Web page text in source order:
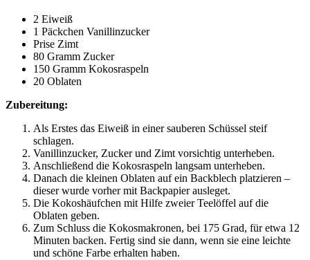
2 Eiweiß
1 Päckchen Vanillinzucker
Prise Zimt
80 Gramm Zucker
150 Gramm Kokosraspeln
20 Oblaten
Zubereitung:
Als Erstes das Eiweiß in einer sauberen Schüssel steif
schlagen.
Vanillinzucker, Zucker und Zimt vorsichtig unterheben.
Anschließend die Kokosraspeln langsam unterheben.
Danach die kleinen Oblaten auf ein Backblech platzieren –
dieser wurde vorher mit Backpapier ausleget.
Die Kokoshäufchen mit Hilfe zweier Teelöffel auf die
Oblaten geben.
Zum Schluss die Kokosmakronen, bei 175 Grad, für etwa 12
Minuten backen. Fertig sind sie dann, wenn sie eine leichte
und schöne Farbe erhalten haben.